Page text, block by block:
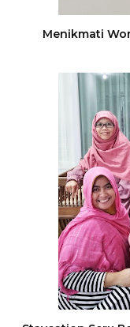
Menikmati